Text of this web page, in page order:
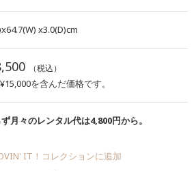
x3.0(D)cm
（税込）
を含んだ価格です。
月々のレンタル代は4,800円から。
IT！コレクションに追加